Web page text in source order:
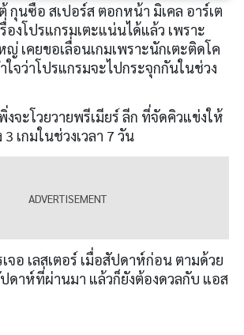
กุนซือ สเปอร์ส ตอกหน้า มิเคล อาร์เต
องโปรแกรมเตะแน่นได้แล้ว เพราะ
เคยขอเลื่อนเกมเพราะนักเตะติดโค
จว่าโปรแกรมจะไปกระจุกกันในช่วง
ะโวยวายพรีเมียร์ ลีก ที่จัดคิวแข่งให้
3 เกมในช่วงเวลา 7 วัน
อ เลสเตอร์ เมื่อสัปดาห์ก่อน ตามด้วย
ปดาห์ที่ผ่านมา แล้วก็ยังต้องดวลกับ แอส